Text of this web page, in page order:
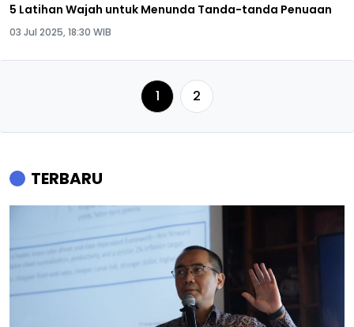
5 Latihan Wajah untuk Menunda Tanda-tanda Penuaan
03 Jul 2025, 18:30 WIB
1 2
TERBARU